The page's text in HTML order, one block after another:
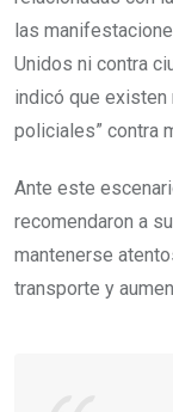
las
Unidos ni contra
indicó que
policiales” contra
Ante este
recomendaron a
mantenerse
transporte y